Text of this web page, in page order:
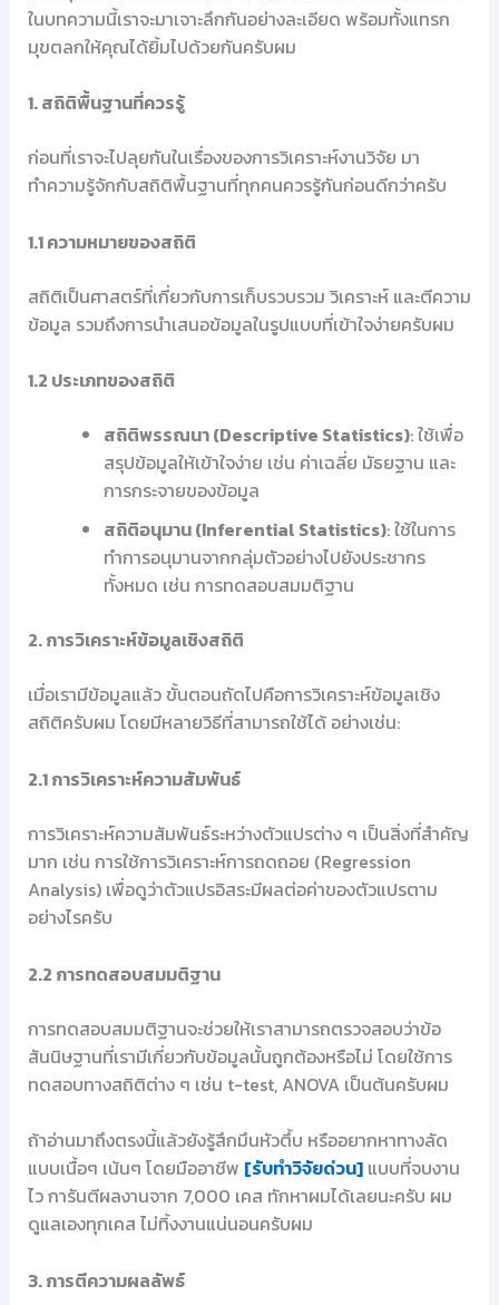
ในบทความนี้เราจะมาเจาะลึกกันอย่างละเอียด พร้อมทั้งแทรก
มุขตลกให้คุณได้ยิ้มไปด้วยกันครับผม
1. สถิติพื้นฐานที่ควรรู้
ก่อนที่เราจะไปลุยกันในเรื่องของการวิเคราะห์งานวิจัย มา
ทำความรู้จักกับสถิติพื้นฐานที่ทุกคนควรรู้กันก่อนดีกว่าครับ
1.1 ความหมายของสถิติ
สถิติเป็นศาสตร์ที่เกี่ยวกับการเก็บรวบรวม วิเคราะห์ และตีความ
ข้อมูล รวมถึงการนำเสนอข้อมูลในรูปแบบที่เข้าใจง่ายครับผม
1.2 ประเภทของสถิติ
สถิติพรรณนา (Descriptive Statistics): ใช้เพื่อ
สรุปข้อมูลให้เข้าใจง่าย เช่น ค่าเฉลี่ย มัธยฐาน และ
การกระจายของข้อมูล
สถิติอนุมาน (Inferential Statistics): ใช้ในการ
ทำการอนุมานจากกลุ่มตัวอย่างไปยังประชากร
ทั้งหมด เช่น การทดสอบสมมติฐาน
2. การวิเคราะห์ข้อมูลเชิงสถิติ
เมื่อเรามีข้อมูลแล้ว ขั้นตอนถัดไปคือการวิเคราะห์ข้อมูลเชิง
สถิติครับผม โดยมีหลายวิธีที่สามารถใช้ได้ อย่างเช่น:
2.1 การวิเคราะห์ความสัมพันธ์
การวิเคราะห์ความสัมพันธ์ระหว่างตัวแปรต่าง ๆ เป็นสิ่งที่สำคัญ
มาก เช่น การใช้การวิเคราะห์การถดถอย (Regression
Analysis) เพื่อดูว่าตัวแปรอิสระมีผลต่อค่าของตัวแปรตาม
อย่างไรครับ
2.2 การทดสอบสมมติฐาน
การทดสอบสมมติฐานจะช่วยให้เราสามารถตรวจสอบว่าข้อ
สันนิษฐานที่เรามีเกี่ยวกับข้อมูลนั้นถูกต้องหรือไม่ โดยใช้การ
ทดสอบทางสถิติต่าง ๆ เช่น t-test, ANOVA เป็นต้นครับผม
ถ้าอ่านมาถึงตรงนี้แล้วยังรู้สึกมึนหัวตึ้บ หรืออยากหาทางลัด
แบบเนื้อๆ เน้นๆ โดยมืออาชีพ [รับทำวิจัยด่วน]แบบที่จบงาน
ไว การันตีผลงานจาก 7,000 เคส ทักหาผมได้เลยนะครับ ผม
ดูแลเองทุกเคส ไม่ทิ้งงานแน่นอนครับผม
3. การตีความผลลัพธ์